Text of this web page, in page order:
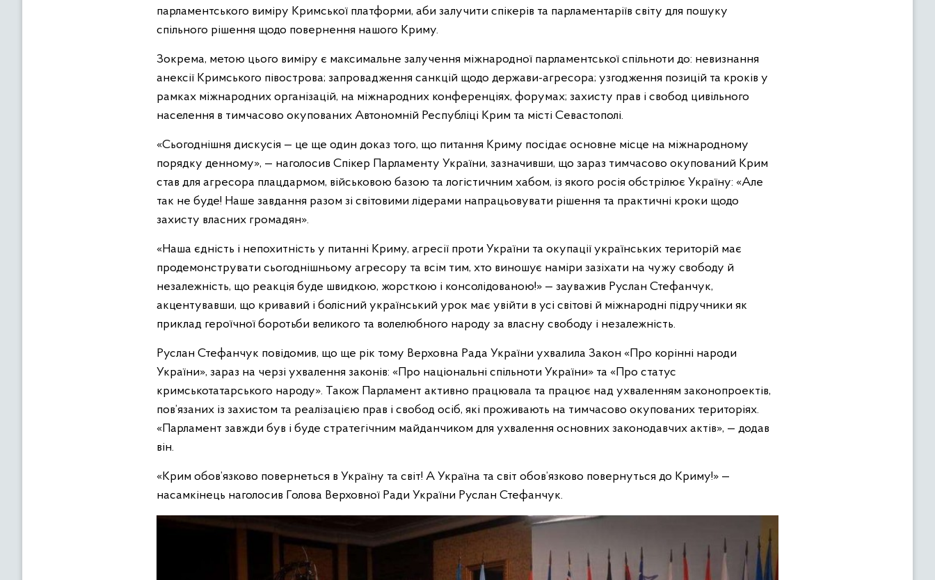
парламентського виміру Кримської платформи, аби залучити спікерів та парламентаріїв світу для пошуку
спільного рішення щодо повернення нашого Криму.
Зокрема, метою цього виміру є максимальне залучення міжнародної парламентської спільноти до: невизнання
анексії Кримського півострова; запровадження санкцій щодо держави-агресора; узгодження позицій та кроків у
рамках міжнародних організацій, на міжнародних конференціях, форумах; захисту прав і свобод цивільного
населення в тимчасово окупованих Автономній Республіці Крим та місті Севастополі.
«Сьогоднішня дискусія — це ще один доказ того, що питання Криму посідає основне місце на міжнародному
порядку денному», — наголосив Спікер Парламенту України, зазначивши, що зараз тимчасово окупований Крим
став для агресора плацдармом, військовою базою та логістичним хабом, із якого росія обстрілює Україну: «Але
так не буде! Наше завдання разом зі світовими лідерами напрацьовувати рішення та практичні кроки щодо
захисту власних громадян».
«Наша єдність і непохитність у питанні Криму, агресії проти України та окупації українських територій має
продемонструвати сьогоднішньому агресору та всім тим, хто виношує наміри зазіхати на чужу свободу й
незалежність, що реакція буде швидкою, жорсткою і консолідованою!» — зауважив Руслан Стефанчук,
акцентувавши, що кривавий і болісний український урок має увійти в усі світові й міжнародні підручники як
приклад героїчної боротьби великого та волелюбного народу за власну свободу і незалежність.
Руслан Стефанчук повідомив, що ще рік тому Верховна Рада України ухвалила Закон «Про корінні народи
України», зараз на черзі ухвалення законів: «Про національні спільноти України» та «Про статус
кримськотатарського народу». Також Парламент активно працювала та працює над ухваленням законопроектів,
пов’язаних із захистом та реалізацією прав і свобод осіб, які проживають на тимчасово окупованих територіях.
«Парламент завжди був і буде стратегічним майданчиком для ухвалення основних законодавчих актів», — додав
він.
«Крим обов’язково повернеться в Україну та світ! А Україна та світ обов’язково повернуться до Криму!» —
насамкінець наголосив Голова Верховної Ради України Руслан Стефанчук.